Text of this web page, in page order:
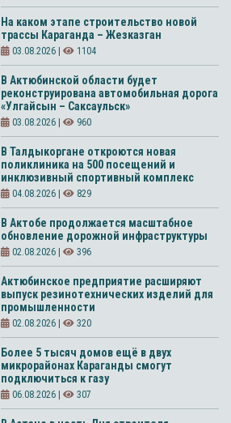
На каком этапе строительство новой
трассы Караганда – Жезказган
03.08.2026 | 1104
В Актюбинской области будет
реконструирована автомобильная дорога
«Улгайсын – Саксаульск»
03.08.2026 | 960
В Талдыкоргане откроются новая
поликлиника на 500 посещений и
инклюзивный спортивный комплекс
04.08.2026 | 829
В Актобе продолжается масштабное
обновление дорожной инфраструктуры
02.08.2026 | 396
Актюбинское предприятие расширяют
выпуск резинотехнических изделий для
промышленности
02.08.2026 | 320
Более 5 тысяч домов ещё в двух
микрорайонах Караганды смогут
подключиться к газу
06.08.2026 | 307